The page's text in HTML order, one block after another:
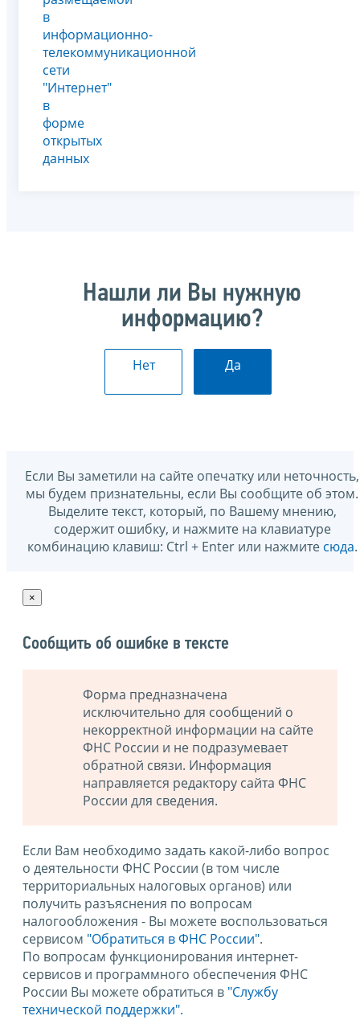
в
информационно-
телекоммуникационной
сети
"Интернет"
в
форме
открытых
данных
Нашли ли Вы нужную
информацию?
Нет Да
Если Вы заметили на сайте опечатку или неточность,
мы будем признательны, если Вы сообщите об этом.
Выделите текст, который, по Вашему мнению,
содержит ошибку, и нажмите на клавиатуре
комбинацию клавиш: Ctrl + Enter или нажмите сюда.
×
Сообщить об ошибке в тексте
Форма предназначена
исключительно для сообщений о
некорректной информации на сайте
ФНС России и не подразумевает
обратной связи. Информация
направляется редактору сайта ФНС
России для сведения.
Если Вам необходимо задать какой-либо вопрос
о деятельности ФНС России (в том числе
территориальных налоговых органов) или
получить разъяснения по вопросам
налогообложения - Вы можете воспользоваться
сервисом "Обратиться в ФНС России".
По вопросам функционирования интернет-
сервисов и программного обеспечения ФНС
России Вы можете обратиться в "Службу
технической поддержки".